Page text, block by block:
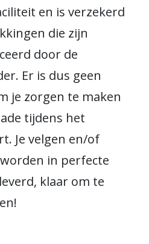
en is verzekerd
die zijn
door de
Er is dus geen
je zorgen te maken
tijdens het
Je velgen en/of
in perfecte
klaar om te